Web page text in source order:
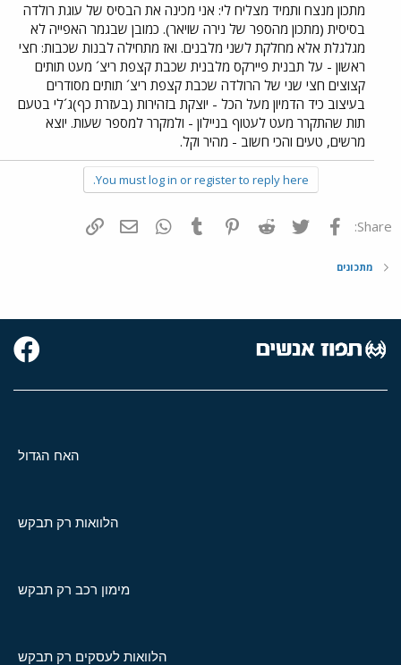
מתכון מנצח ותמיד מצליח לי: אני מכינה את הבסיס של עוגת רולדה
בסיסית (מתכון מהספר של נירה שויאר). כמובן שבגמר האפייה לא
מגלגלת אלא מחלקת לשני מלבנים. ואז מתחילה לבנות שכבות: חצי
ראשון - על תבנית פיירקס מלבנית שכבת קצפת ריצ´ מעט תותים
קצוצים חצי שני של הרולדה שכבת קצפת ריצ´ תותים מסודרים
בעיצוב כיד הדמיון מעל הכל - יוצקת בזהירות (בעזרת כף)ג´לי בטעם
תות שהתקרר מעט לעטוף בניילון - ולמקרר למספר שעות. יוצא
מרשים, טעים והכי חשוב - מהיר וקל.
You must log in or register to reply here.
Share: פייסבוק Twitter
Reddit
Pinterest
Tumblr
WhatsAppדואר אלקטרוני
מתכונים
האח הגדול
הלוואות רק תבקש
מימון רכב רק תבקש
הלוואות לעסקים רק תבקש